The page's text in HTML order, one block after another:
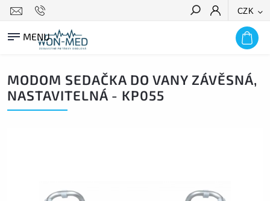
CZK
HLEDAT
MODOM SEDAČKA DO VANY ZÁVĚSNÁ,
NASTAVITELNÁ - KP055